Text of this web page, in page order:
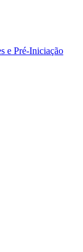
e Pré-Iniciação